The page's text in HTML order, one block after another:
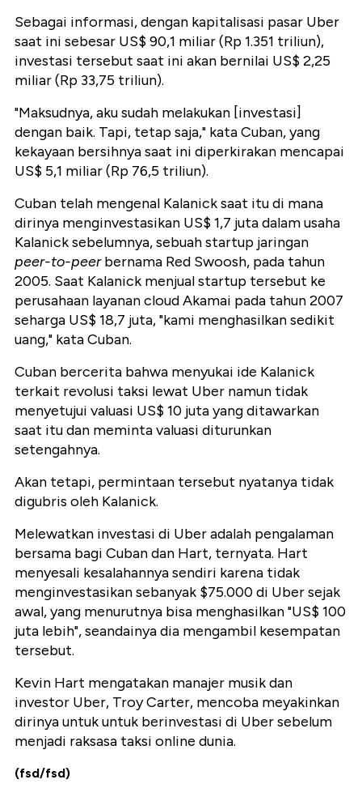
Sebagai informasi, dengan kapitalisasi pasar Uber
saat ini sebesar US$ 90,1 miliar (Rp 1.351 triliun),
investasi tersebut saat ini akan bernilai US$ 2,25
miliar (Rp 33,75 triliun).
"Maksudnya, aku sudah melakukan [investasi]
dengan baik. Tapi, tetap saja," kata Cuban, yang
kekayaan bersihnya saat ini diperkirakan mencapai
US$ 5,1 miliar (Rp 76,5 triliun).
Cuban telah mengenal Kalanick saat itu di mana
dirinya menginvestasikan US$ 1,7 juta dalam usaha
Kalanick sebelumnya, sebuah startup jaringan
peer-to-peerbernama Red Swoosh, pada tahun
2005. Saat Kalanick menjual startup tersebut ke
perusahaan layanan cloud Akamai pada tahun 2007
seharga US$ 18,7 juta, "kami menghasilkan sedikit
uang," kata Cuban.
Cuban bercerita bahwa menyukai ide Kalanick
terkait revolusi taksi lewat Uber namun tidak
menyetujui valuasi US$ 10 juta yang ditawarkan
saat itu dan meminta valuasi diturunkan
setengahnya.
Akan tetapi, permintaan tersebut nyatanya tidak
digubris oleh Kalanick.
Melewatkan investasi di Uber adalah pengalaman
bersama bagi Cuban dan Hart, ternyata. Hart
menyesali kesalahannya sendiri karena tidak
menginvestasikan sebanyak $75.000 di Uber sejak
awal, yang menurutnya bisa menghasilkan "US$ 100
juta lebih", seandainya dia mengambil kesempatan
tersebut.
Kevin Hart mengatakan manajer musik dan
investor Uber, Troy Carter, mencoba meyakinkan
dirinya untuk untuk berinvestasi di Uber sebelum
menjadi raksasa taksi online dunia.
(fsd/fsd)